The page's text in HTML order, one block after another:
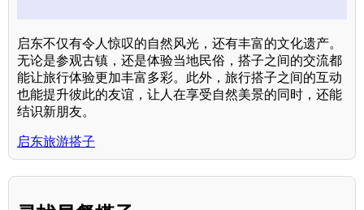
启东不仅有令人惊叹的自然风光，还有丰富的文化遗产。
无论是参观古镇，还是体验当地民俗，搭子之间的交流都
能让旅行体验更加丰富多彩。此外，旅行搭子之间的互动
也能提升彼此的友谊，让人在享受自然美景的同时，还能
结识新朋友。
启东旅游搭子